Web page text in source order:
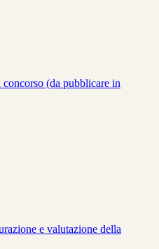
(da pubblicare in
e valutazione della